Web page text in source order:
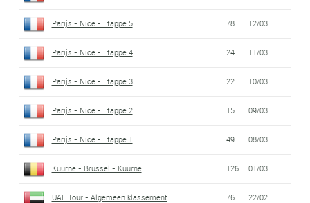
Parijs - Nice - Etappe 5 78 12/03
Parijs - Nice - Etappe 4 24 11/03
Parijs - Nice - Etappe 3 22 10/03
Parijs - Nice - Etappe 2 15 09/03
Parijs - Nice - Etappe 1 49 08/03
Kuurne - Brussel - Kuurne 126 01/03
UAE Tour - Algemeen klassement 76 22/02